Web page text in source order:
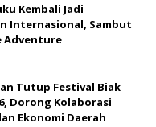
Kembali Jadi
Internasional, Sambut
Adventure
Tutup Festival Biak
Dorong Kolaborasi
Ekonomi Daerah